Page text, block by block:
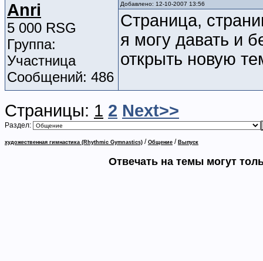
Anri
5 000 RSG
Группа:
Участница
Сообщений: 486
Добавлено: 12-10-2007 13:56
Страница,
я могу давать и
открыть новую
Страницы: 1 2 Next>>
Раздел:
художественная гимнастика (Rhythmic Gymnastics) / Общение / Выпуск
Отвечать на темы могут